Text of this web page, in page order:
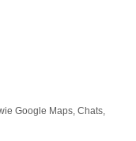
Google Maps, Chats,